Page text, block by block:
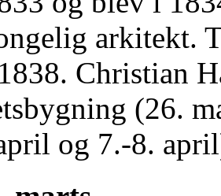
arkitekt.
Christian
(26.
og 7.-8.